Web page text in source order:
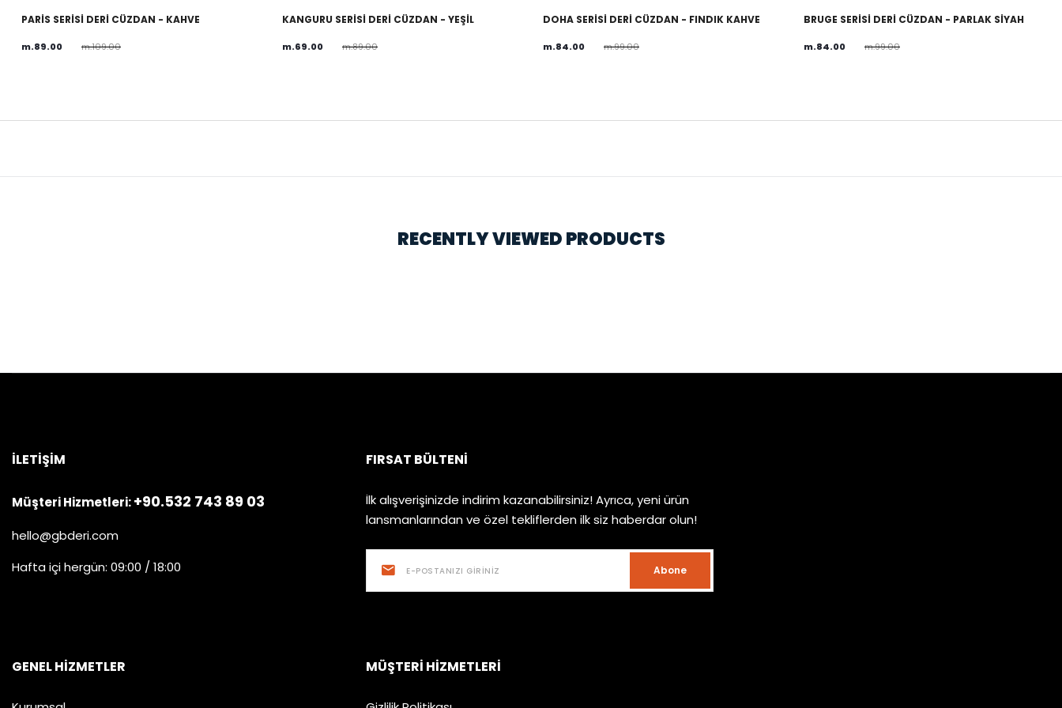
PARİS SERİSİ DERİ CÜZDAN - KAHVE
m.89.00 m.109.00
KANGURU SERİSİ DERİ CÜZDAN - YEŞİL
m.69.00 m.89.00
DOHA SERİSİ DERİ CÜZDAN - FINDIK KAHVE
m.84.00 m.99.00
BRUGE SERİSİ DERİ CÜZDAN - PARLAK SİYAH
m.84.00 m.99.00
RECENTLY VIEWED PRODUCTS
İLETIŞIM
Müşteri Hizmetleri:+90.532 743 89 03
hello@gbderi.com
Hafta içi hergün: 09:00 / 18:00
FIRSAT BÜLTENI
İlk alışverişinizde indirim kazanabilirsiniz! Ayrıca, yeni ürün
lansmanlarından ve özel tekliflerden ilk siz haberdar olun!
Abone
GENEL HIZMETLER MÜŞTERI HIZMETLERI